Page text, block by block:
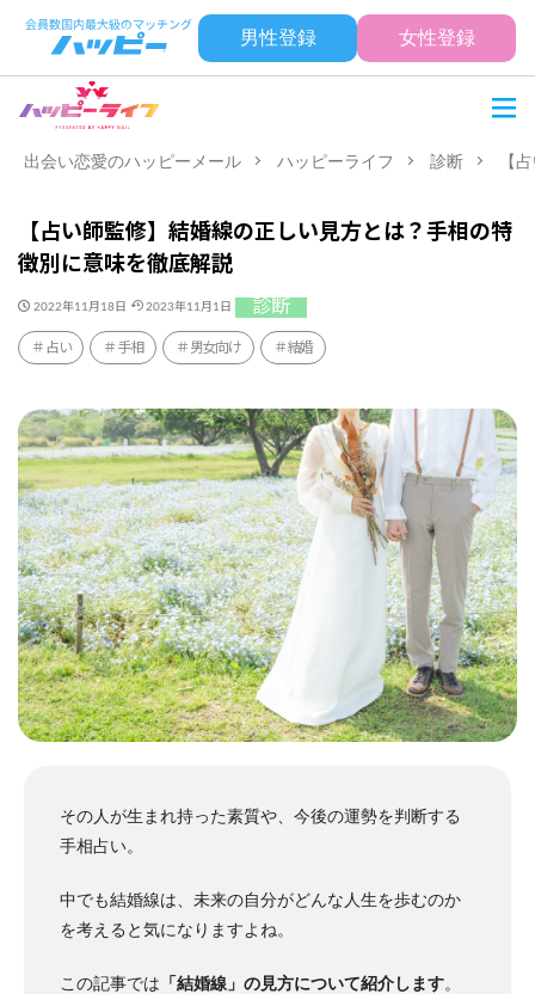
男性登録 女性登録
出会い恋愛のハッピーメール ハッピーライフ 診断 【
【占い師監修】結婚線の正しい見方とは？手相の特
徴別に意味を徹底解説
2022年11月18日 2023年11月1日 診断
占い 手相 男女向け 結婚
その人が生まれ持った素質や、今後の運勢を判断する
手相占い。
中でも結婚線は、未来の自分がどんな人生を歩むのか
を考えると気になりますよね。
この記事では 「結婚線」の見方について紹介します。